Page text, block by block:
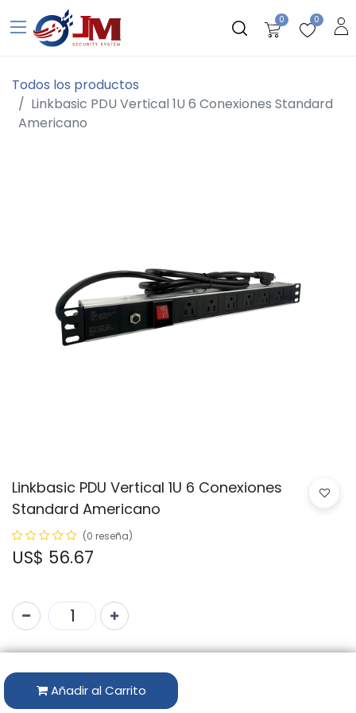
0 0
Todos los productos
Linkbasic PDU Vertical 1U 6 Conexiones Standard
Americano
Linkbasic PDU Vertical 1U 6 Conexiones
Standard Americano
(0 reseña)
US$ 56.67
Añadir al Carrito
Código:
Marca:LINKBASIC